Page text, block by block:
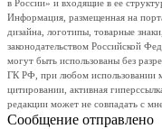
в России» и входящие в ее
Информация, размещенная на
дизайна, логотипы, товарные
законодательством Российской
могут быть использованы без
ГК РФ, при любом использовании
цитировании, активная
редакции может не совпадать с
Сообщение отправлено